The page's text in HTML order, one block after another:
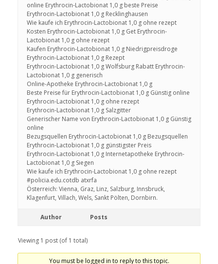
online Erythrocin-Lactobionat 1,0 g beste Preise
Erythrocin-Lactobionat 1,0 g Recklinghausen
Wie kaufe ich Erythrocin-Lactobionat 1,0 g ohne rezept
Kosten Erythrocin-Lactobionat 1,0 g Get Erythrocin-
Lactobionat 1,0 g ohne rezept
Kaufen Erythrocin-Lactobionat 1,0 g Niedrigpreisdroge
Erythrocin-Lactobionat 1,0 g Rezept
Erythrocin-Lactobionat 1,0 g Wolfsburg Rabatt Erythrocin-
Lactobionat 1,0 g generisch
Online-Apotheke Erythrocin-Lactobionat 1,0 g
Beste Preise für Erythrocin-Lactobionat 1,0 g Günstig online
Erythrocin-Lactobionat 1,0 g ohne rezept
Erythrocin-Lactobionat 1,0 g Salzgitter
Generischer Name von Erythrocin-Lactobionat 1,0 g Günstig
online
Bezugsquellen Erythrocin-Lactobionat 1,0 g Bezugsquellen
Erythrocin-Lactobionat 1,0 g günstigster Preis
Erythrocin-Lactobionat 1,0 g Internetapotheke Erythrocin-
Lactobionat 1,0 g Siegen
Wie kaufe ich Erythrocin-Lactobionat 1,0 g ohne rezept
#policia.edu.cotdb atxrfa
Österreich: Vienna, Graz, Linz, Salzburg, Innsbruck,
Klagenfurt, Villach, Wels, Sankt Pölten, Dornbirn.
Author Posts
Viewing 1 post (of 1 total)
You must be logged in to reply to this topic.